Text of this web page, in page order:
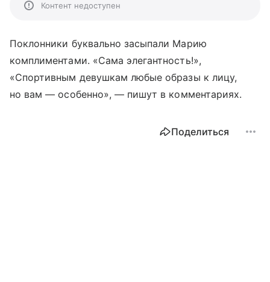
Контент недоступен
Поклонники буквально засыпали Марию
комплиментами. «Сама элегантность!»,
«Спортивным девушкам любые образы к лицу,
но вам — особенно», — пишут в комментариях.
Поделиться